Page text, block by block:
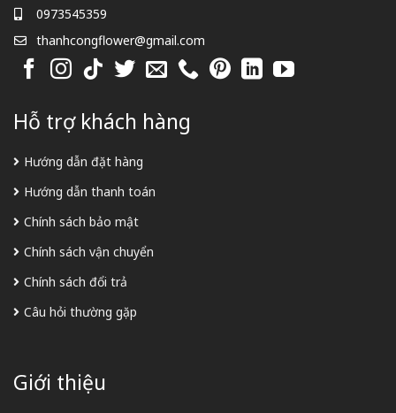
0973545359
thanhcongflower@gmail.com
Hỗ trợ khách hàng
Hướng dẫn đặt hàng
Hướng dẫn thanh toán
Chính sách bảo mật
Chính sách vận chuyển
Chính sách đổi trả
Câu hỏi thường gặp
Giới thiệu